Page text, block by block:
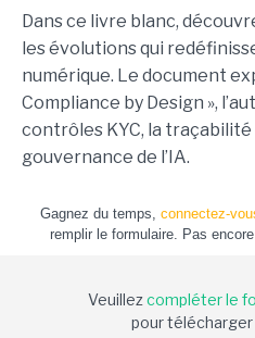
Dans ce livre blanc,
les évolutions qui
numérique. Le document
Compliance by Design »,
contrôles KYC, la
gouvernance de l’IA.
Gagnez du temps, connectez-
remplir le formulaire. Pas
Veuillezcompléter le
pour